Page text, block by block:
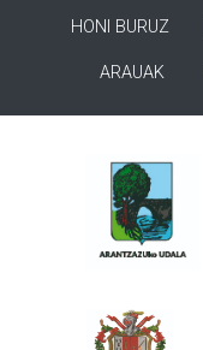
HONI BURUZ
ARAUAK